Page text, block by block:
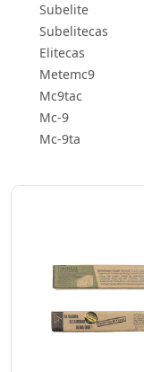
Subelite
Subelitecas
Elitecas
Metemc9
Mc9tac
Mc-9
Mc-9ta